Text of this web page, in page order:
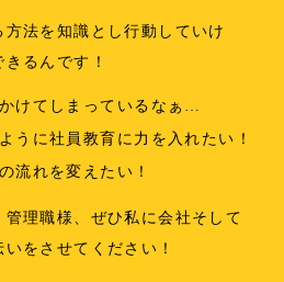
法を知識とし行動していけ
るんです！
けてしまっているなぁ…
うに社員教育に力を入れたい！
流れを変えたい！
理職様、ぜひ私に会社そして
をさせてください！